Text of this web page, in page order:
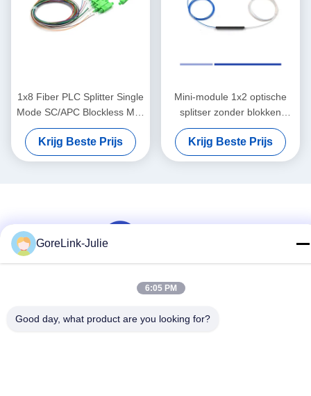
1x8 Fiber PLC Splitter Single
Mode SC/APC Blockless Mini
Module 900μM 1,5 meter
Krijg Beste Prijs
Mini-module 1x2 optische
splitser zonder blokken
SC/UPC enkelmodus 900μM
Krijg Beste Prijs
Sociale media
GoreLink-Julie
6:05 PM
Good day, what product are you looking for?